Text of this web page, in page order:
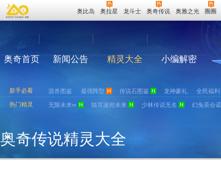
奥比岛 奥拉星 龙斗士 奥奇传说 奥雅之光 圈圈
奥奇首页 新闻公告 精灵大全 小编解密
新手必看 源兽图鉴 最强阵型 传说石图鉴 龙神豪礼
全民福利
热门精灵
无限未来∞ 猫耳派对未来 少林传说无名 幻兔茶会
奥奇传说精灵大全